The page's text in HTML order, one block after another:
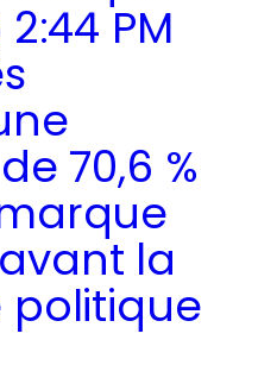
PM
70,6 %
la
politique